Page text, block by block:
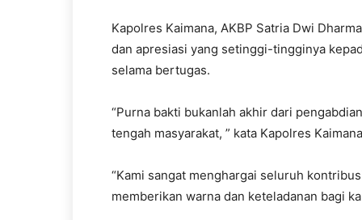
Kapolres Kaimana, AKBP Satria Dwi
dan apresiasi yang setinggi-tingginya
selama bertugas.
“Purna bakti bukanlah akhir dari
tengah masyarakat, ” kata Kapolres
“Kami sangat menghargai seluruh
memberikan warna dan keteladanan bagi